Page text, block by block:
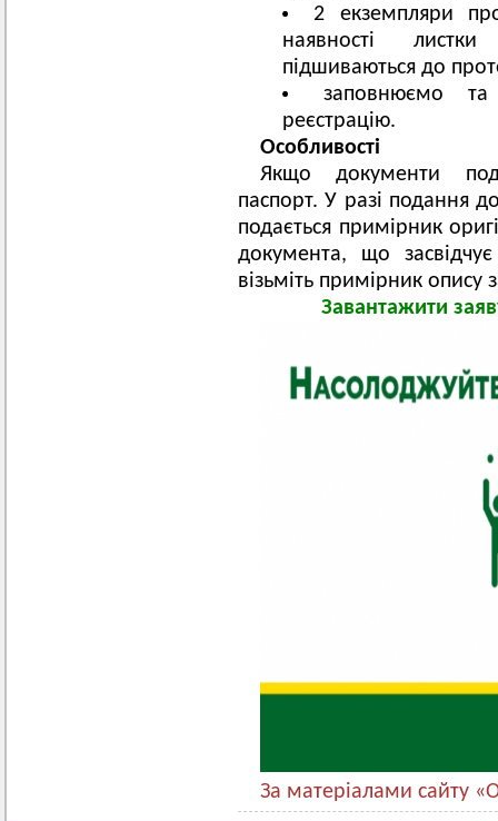
2 екземпляри
наявності
підшиваються до
заповнюємо
реєстрацію.
Особливості
Якщо документи
паспорт. У разі подання
подається примірник
документа, що
візьміть примірник
Завантажити
За матеріалами сайту